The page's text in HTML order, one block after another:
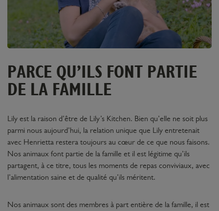
PARCE QU’ILS FONT PARTIE
DE LA FAMILLE
Lily est la raison d’être de Lily’s Kitchen. Bien qu’elle ne soit plus
parmi nous aujourd’hui, la relation unique que Lily entretenait
avec Henrietta restera toujours au cœur de ce que nous faisons.
Nos animaux font partie de la famille et il est légitime qu’ils
partagent, à ce titre, tous les moments de repas conviviaux, avec
l’alimentation saine et de qualité qu’ils méritent.
Nos animaux sont des membres à part entière de la famille, il est